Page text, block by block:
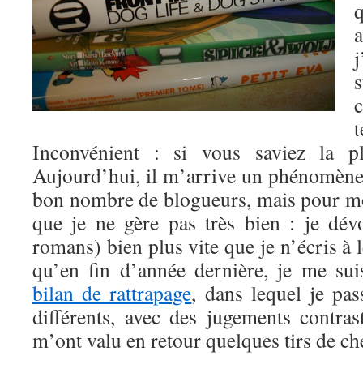
Inconvénient : si vous saviez la
Aujourd’hui, il m’arrive un
bon nombre de blogueurs, mais pour
que je ne gère pas très bien : je
romans) bien plus vite que je n’écris à
qu’en fin d’année dernière, je me
bilan de rattrapage, dans lequel je
différents, avec des jugements
m’ont valu en retour quelques tirs de